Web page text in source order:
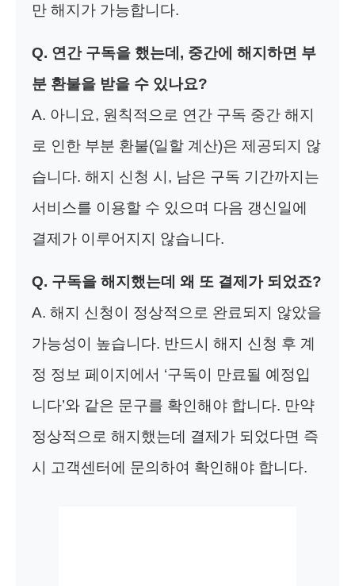
만 해지가 가능합니다.
Q. 연간 구독을 했는데, 중간에 해지하면 부
분 환불을 받을 수 있나요?
A. 아니요, 원칙적으로 연간 구독 중간 해지
로 인한 부분 환불(일할 계산)은 제공되지 않
습니다. 해지 신청 시, 남은 구독 기간까지는
서비스를 이용할 수 있으며 다음 갱신일에
결제가 이루어지지 않습니다.
Q. 구독을 해지했는데 왜 또 결제가 되었죠?
A. 해지 신청이 정상적으로 완료되지 않았을
가능성이 높습니다. 반드시 해지 신청 후 계
정 정보 페이지에서 ‘구독이 만료될 예정입
니다’와 같은 문구를 확인해야 합니다. 만약
정상적으로 해지했는데 결제가 되었다면 즉
시 고객센터에 문의하여 확인해야 합니다.